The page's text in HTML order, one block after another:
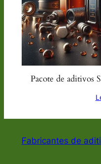
Pacote de aditivos
Fabricantes de